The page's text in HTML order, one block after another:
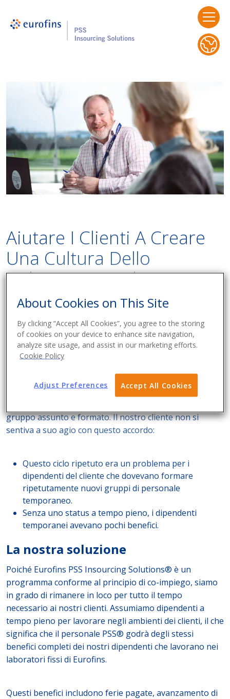
Aiutare I Clienti A Creare
Una Cultura Dello
Sviluppo Dei Talenti
La sfida del nostro cliente
Il nostro cliente, una grande azienda biofarmaceutica,
assumeva regolarmente personale temporaneo a lungo
mitigare il rischio di co-impiego è di 18 mesi (con una
proroga di 6 mesi) per il personale temporaneo, questi
gruppo assunto e formato. Il nostro cliente non si
sentiva a suo agio con questo accordo:
Questo ciclo ripetuto era un problema per i
dipendenti del cliente che dovevano formare
ripetutamente nuovi gruppi di personale
temporaneo.
Senza uno status a tempo pieno, i dipendenti
temporanei avevano pochi benefici.
La nostra soluzione
Poiché Eurofins PSS Insourcing Solutions® è un
programma conforme al principio di co-impiego, siamo
in grado di rimanere in loco per tutto il tempo
necessario ai nostri clienti. Assumiamo dipendenti a
tempo pieno per lavorare negli ambienti dei clienti, il che
significa che il personale PSS® godrà degli stessi
benefici completi dei nostri dipendenti che lavorano nei
laboratori fissi di Eurofins.
Questi benefici includono ferie pagate, avanzamento di
About Cookies on This Site
By clicking “Accept All Cookies”, you agree to the storing
of cookies on your device to enhance site navigation,
analyze site usage, and assist in our marketing efforts.
Cookie Policy
Accept All Cookies
Adjust Preferences